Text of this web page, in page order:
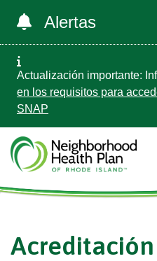
Alertas
Actualización importante:
en los requisitos para
SNAP
Acreditación